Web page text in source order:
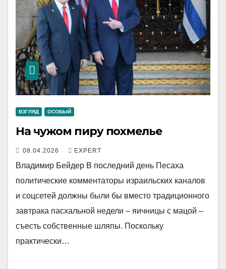
ВЗГЛЯД ОСОБЫЙ
На чужом пиру похмелье
08.04.2026 EXPERT
Владимир Бейдер В последний день Песаха
политические комментаторы израильских каналов
и соцсетей должны были бы вместо традиционного
завтрака пасхальной недели – яичницы с мацой –
съесть собственные шляпы. Поскольку
практически…